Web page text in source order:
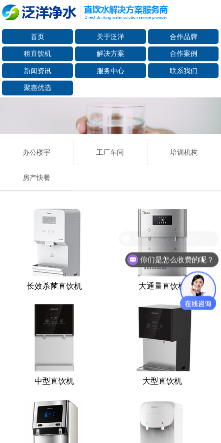
首页 关于泛洋 合作品牌
租直饮机 解决方案 合作案例
新闻资讯 服务中心 联系我们
聚惠优选
办公楼宇 工厂车间 培训机构
房产快餐
长效杀菌直饮机 大通量直饮机
中型直饮机 大型直饮机
你们是怎么收费的呢？